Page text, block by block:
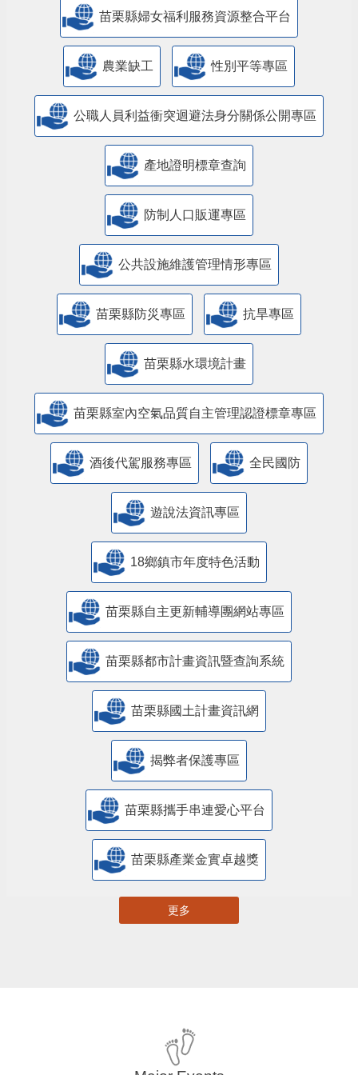
苗栗縣婦女福利服務資源整合平台
農業缺工 性別平等專區
公職人員利益衝突迴避法身分關係公開專區
產地證明標章查詢
防制人口販運專區
​公共設施維護管理情形專區
苗栗縣防災專區 抗旱專區
苗栗縣水環境計畫
苗栗縣室內空氣品質自主管理認證標章專區
酒後代駕服務專區 全民國防
遊說法資訊專區
18鄉鎮市年度特色活動
苗栗縣自主更新輔導團網站專區
苗栗縣都市計畫資訊暨查詢系統
苗栗縣國土計畫資訊網
揭弊者保護專區
苗栗縣攜手串連愛心平台
苗栗縣產業金實卓越獎
更多